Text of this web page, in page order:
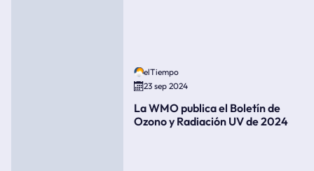
elTiempo
23 sep 2024
La WMO publica el Boletín de
Ozono y Radiación UV de 2024